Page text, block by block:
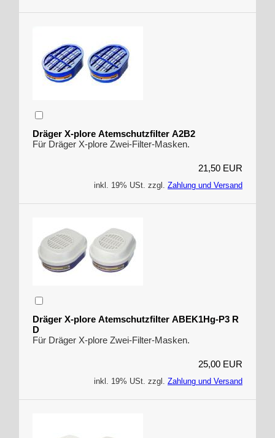
Dräger X-plore Atemschutzfilter A2B2
Für Dräger X-plore Zwei-Filter-Masken.
21,50 EUR
inkl. 19% USt. zzgl. Zahlung und Versand
Dräger X-plore Atemschutzfilter ABEK1Hg-P3 R
D
Für Dräger X-plore Zwei-Filter-Masken.
25,00 EUR
inkl. 19% USt. zzgl. Zahlung und Versand